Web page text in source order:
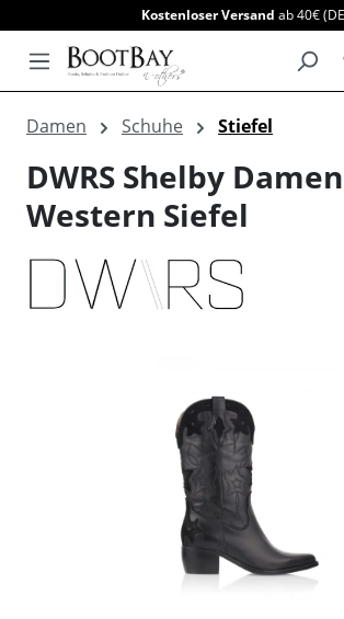
Kostenloser Versand ab 40€
Damen Schuhe Stiefel
DWRS Shelby Damen
Western Siefel